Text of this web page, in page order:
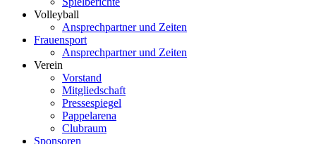
Volleyball
Ansprechpartner und Zeiten
Frauensport
Ansprechpartner und Zeiten
Verein
Vorstand
Mitgliedschaft
Pressespiegel
Pappelarena
Clubraum
Sponsoren